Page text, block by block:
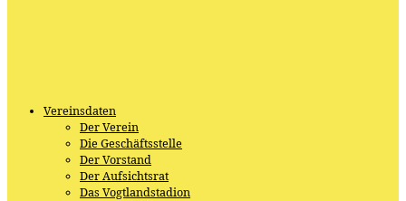
Vereinsdaten
Der Verein
Die Geschäftsstelle
Der Vorstand
Der Aufsichtsrat
Das Vogtlandstadion